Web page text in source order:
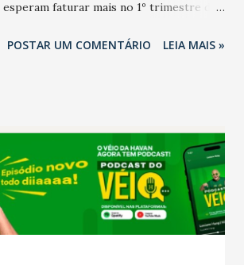
faturar mais no 1º trimestre de
deste ano, 56% também
de fim de ano e pelo pagamento do 13º
maior de trabalhadores, já que o
de desemprego dos anos recentes.
em novembro de 2025, 40% dos
operaram com lucro e outros 40%
financeiro. Já o percentual de
POSTAR UM COMENTÁRIO LEIA MAIS »